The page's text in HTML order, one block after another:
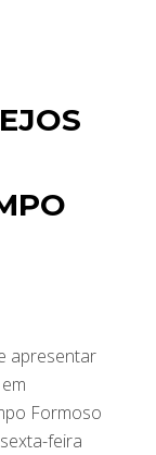
apresentar
Formoso
feira